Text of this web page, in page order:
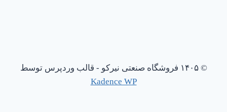
© ۱۴۰۵ فروشگاه صنعتی نیرکو - قالب وردپرس توسط
Kadence WP